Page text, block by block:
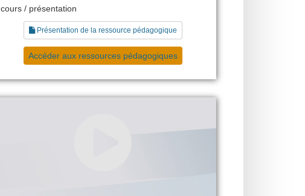
cours / présentation
Présentation de la ressource pédagogique
Accéder aux ressources pédagogiques